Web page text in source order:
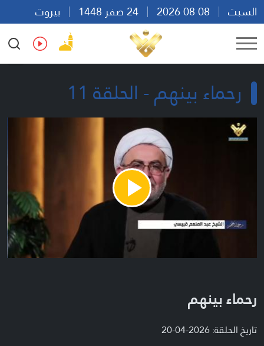
السبت
بيروت
20:32
Ar En Fr Es
رحماء بينهم - الحلقة 11
Play
Video
رحماء بينهم
تاريخ الحلقة: 2026-04-20